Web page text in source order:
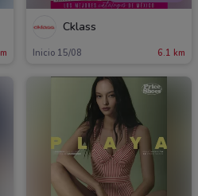
Cklass
Inicio 15/08 6.1 km